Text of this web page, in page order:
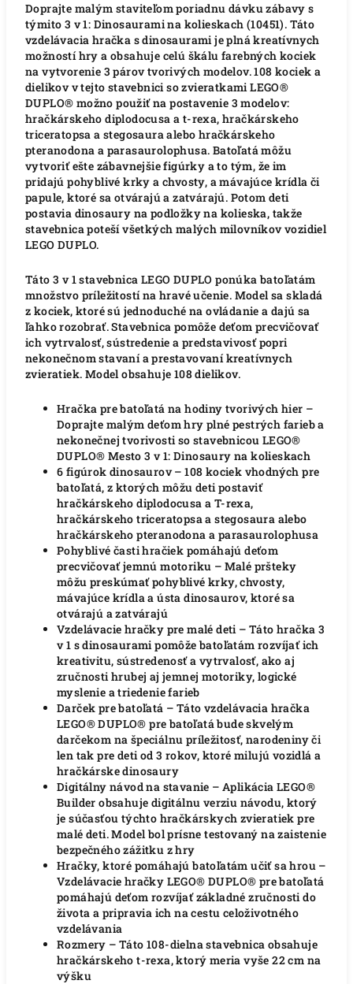
Doprajte malým staviteľom poriadnu dávku zábavy s
týmito 3 v 1: Dinosaurami na kolieskach (10451). Táto
vzdelávacia hračka s dinosaurami je plná kreatívnych
možností hry a obsahuje celú škálu farebných kociek
na vytvorenie 3 párov tvorivých modelov. 108 kociek a
dielikov v tejto stavebnici so zvieratkami LEGO®
DUPLO® možno použiť na postavenie 3 modelov:
hračkárskeho diplodocusa a t-rexa, hračkárskeho
triceratopsa a stegosaura alebo hračkárskeho
pteranodona a parasaurolophusa. Batoľatá môžu
vytvoriť ešte zábavnejšie figúrky a to tým, že im
pridajú pohyblivé krky a chvosty, a mávajúce krídla či
papule, ktoré sa otvárajú a zatvárajú. Potom deti
postavia dinosaury na podložky na kolieska, takže
stavebnica poteší všetkých malých milovníkov vozidiel
LEGO DUPLO.
Táto 3 v 1 stavebnica LEGO DUPLO ponúka batoľatám
množstvo príležitostí na hravé učenie. Model sa skladá
z kociek, ktoré sú jednoduché na ovládanie a dajú sa
ľahko rozobrať. Stavebnica pomôže deťom precvičovať
ich vytrvalosť, sústredenie a predstavivosť popri
nekonečnom stavaní a prestavovaní kreatívnych
zvieratiek. Model obsahuje 108 dielikov.
Hračka pre batoľatá na hodiny tvorivých hier –
Doprajte malým deťom hry plné pestrých farieb a
nekonečnej tvorivosti so stavebnicou LEGO®
DUPLO® Mesto 3 v 1: Dinosaury na kolieskach
6 figúrok dinosaurov – 108 kociek vhodných pre
batoľatá, z ktorých môžu deti postaviť
hračkárskeho diplodocusa a T-rexa,
hračkárskeho triceratopsa a stegosaura alebo
hračkárskeho pteranodona a parasaurolophusa
Pohyblivé časti hračiek pomáhajú deťom
precvičovať jemnú motoriku – Malé pršteky
môžu preskúmať pohyblivé krky, chvosty,
mávajúce krídla a ústa dinosaurov, ktoré sa
otvárajú a zatvárajú
Vzdelávacie hračky pre malé deti – Táto hračka 3
v 1 s dinosaurami pomôže batoľatám rozvíjať ich
kreativitu, sústredenosť a vytrvalosť, ako aj
zručnosti hrubej aj jemnej motoriky, logické
myslenie a triedenie farieb
Darček pre batoľatá – Táto vzdelávacia hračka
LEGO® DUPLO® pre batoľatá bude skvelým
darčekom na špeciálnu príležitosť, narodeniny či
len tak pre deti od 3 rokov, ktoré milujú vozidlá a
hračkárske dinosaury
Digitálny návod na stavanie – Aplikácia LEGO®
Builder obsahuje digitálnu verziu návodu, ktorý
je súčasťou týchto hračkárskych zvieratiek pre
malé deti. Model bol prísne testovaný na zaistenie
bezpečného zážitku z hry
Hračky, ktoré pomáhajú batoľatám učiť sa hrou –
Vzdelávacie hračky LEGO® DUPLO® pre batoľatá
pomáhajú deťom rozvíjať základné zručnosti do
života a pripravia ich na cestu celoživotného
vzdelávania
Rozmery – Táto 108-dielna stavebnica obsahuje
hračkárskeho t-rexa, ktorý meria vyše 22 cm na
výšku